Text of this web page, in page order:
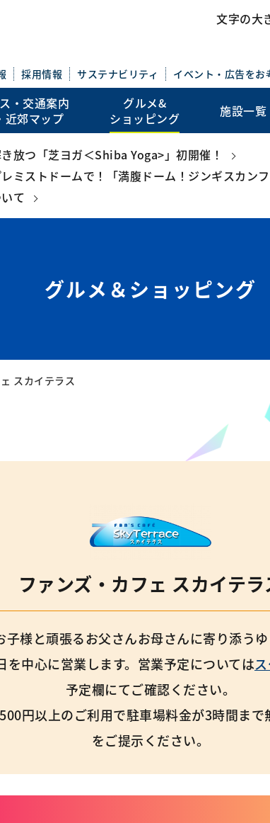
文字の大
採用情報 サステナビリティ イベント・広告をお
・交通案内
近郊マップ
グルメ&
ショッピング
施設一覧
放つ「芝ヨガ＜Shiba Yoga>」初開催！
ミストドームで！「満腹ドーム！ジンギスカン
て
グルメ＆ショッピング
スカイテラス
ファンズ・カフェ スカイテラ
子様と頑張るお父さんお母さんに寄り添う
中心に営業します。営業予定については
予定欄にてご確認ください。
円以上のご利用で駐車場料金が3時間ま
をご提示ください。